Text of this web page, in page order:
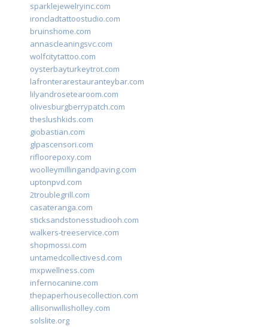
sparklejewelryinc.com
ironcladtattoostudio.com
bruinshome.com
annascleaningsvc.com
wolfcitytattoo.com
oysterbayturkeytrot.com
lafronterarestauranteybar.com
lilyandrosetearoom.com
olivesburgberrypatch.com
theslushkids.com
giobastian.com
glpascensori.com
rifloorepoxy.com
woolleymillingandpaving.com
uptonpvd.com
2troublegrill.com
casateranga.com
sticksandstonesstudiooh.com
walkers-treeservice.com
shopmossi.com
untamedcollectivesd.com
mxpwellness.com
infernocanine.com
thepaperhousecollection.com
allisonwillisholley.com
solslite.org